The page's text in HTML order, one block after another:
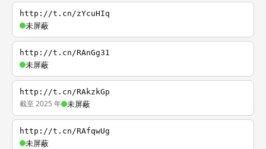
http://t.cn/zYcuHIq
未屏蔽
http://t.cn/RAnGg31
未屏蔽
http://t.cn/RAkzkGp
截至 2025 年 未屏蔽
http://t.cn/RAfqwUg
未屏蔽